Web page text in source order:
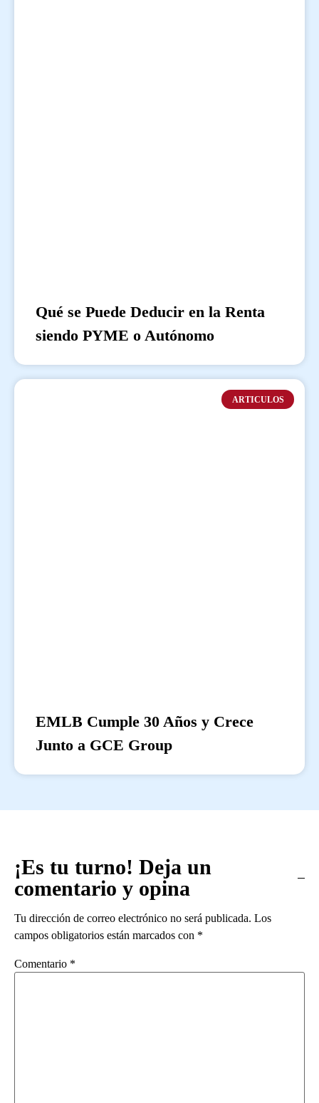
Qué se Puede Deducir en la Renta
siendo PYME o Autónomo
ARTICULOS
EMLB Cumple 30 Años y Crece
Junto a GCE Group
¡Es tu turno! Deja un
comentario y opina
Tu dirección de correo electrónico no será publicada. Los
campos obligatorios están marcados con *
Comentario *